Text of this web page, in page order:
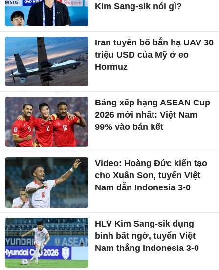
Kim Sang-sik nói gì?
Iran tuyên bố bắn hạ UAV 30
triệu USD của Mỹ ở eo
Hormuz
Bảng xếp hạng ASEAN Cup
2026 mới nhất: Việt Nam
99% vào bán kết
Video: Hoàng Đức kiến tạo
cho Xuân Son, tuyển Việt
Nam dẫn Indonesia 3-0
HLV Kim Sang-sik dụng
binh bất ngờ, tuyển Việt
Nam thắng Indonesia 3-0